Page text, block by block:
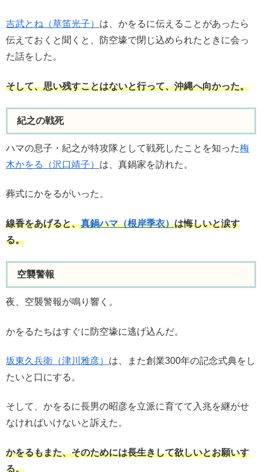
吉武とね（草笛光子） は、かをるに伝えることがあったら
伝えておくと聞くと、防空壕で閉じ込められたときに会っ
た話をした。
そして、思い残すことはないと行って、沖縄へ向かった。
紀之の戦死
ハマの息子・紀之が特攻隊として戦死したことを知った梅
木かをる（沢口靖子） は、真鍋家を訪れた。
葬式にかをるがいった。
線香をあげると、真鍋ハマ（根岸季衣）は悔しいと涙す
る。
空襲警報
夜、空襲警報が鳴り響く。
かをるたちはすぐに防空壕に逃げ込んだ。
坂東久兵衛（津川雅彦） は、また創業300年の記念式典をし
たいと口にする。
そして、かをるに長男の昭彦を立派に育てて入兆を継がせ
なければいけないと訴えた。
かをるもまた、そのためには長生きして欲しいとお願いす
る。